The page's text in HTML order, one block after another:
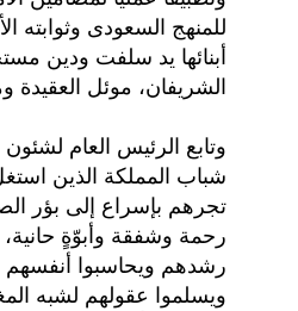
للمنهج السعودى وثوابته
أبنائها يد سلفت ودين
الشريفان، موئل العقيدة
وتابع الرئيس العام
شباب المملكة الذين
تجرهم بإسراع إلى بؤر
رحمة وشفقة وأبوّةٍ حانية،
رشدهم ويحاسبوا أنفسهم
ويسلموا عقولهم لشبه